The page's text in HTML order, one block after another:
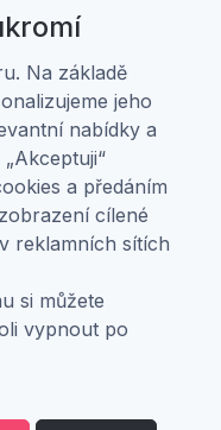
Na základě
jeho
nabídky a
a předáním
cílené
reklamních sítích
si můžete
vypnout po